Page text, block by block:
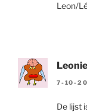
Leon/
Leonie
7-10-
De lijst